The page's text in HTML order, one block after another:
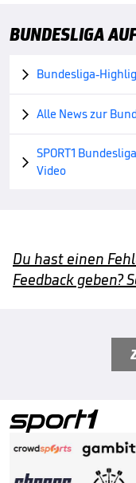
BUNDESLIGA
 Bundesliga-
 Alle News zur

SPORT1
Video
Du hast einen
Feedback geben?